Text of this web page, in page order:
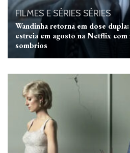
FILMES E SÉRIES SÉRIES
Wandinha retorna em dose
estreia em agosto na Netflix
sombrios